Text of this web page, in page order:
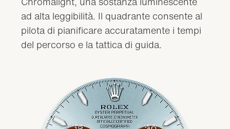
ad alta leggibilità. Il quadrante consente al
pilota di pianificare accuratamente i tempi
del percorso e la tattica di guida.